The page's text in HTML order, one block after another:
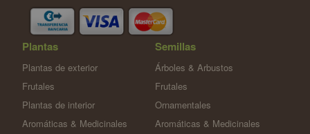
Plantas
Plantas de exterior
Frutales
Plantas de interior
Aromáticas & Medicinales
Semillas
Árboles & Arbustos
Frutales
Ornamentales
Aromáticas & Medicinales